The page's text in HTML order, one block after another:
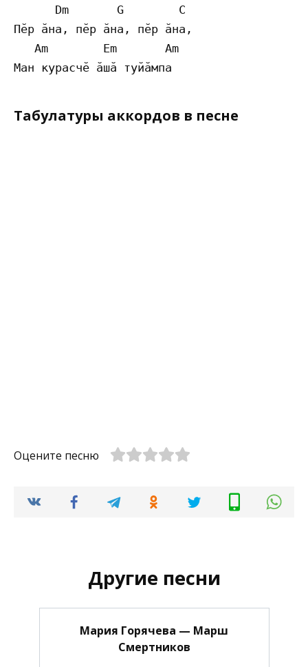
      Dm       G        C
Пĕр ăна, пĕр ăна, пĕр ăна,
   Am        Em       Am
Табулатуры аккордов в песне
Оцените песню
Другие песни
Мария Горячева — Марш
Смертников